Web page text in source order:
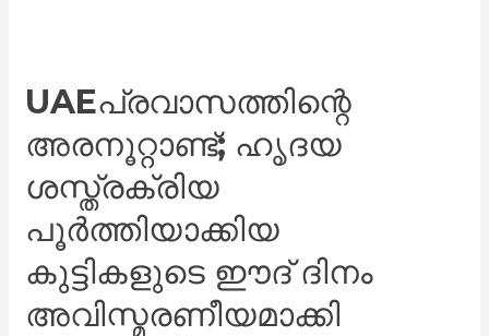
UAEപ്രവാസത്തിന്റെ
അരനൂറ്റാണ്ട്; ഹൃദയ
ശസ്ത്രക്രിയ
പൂര്‍ത്തിയാക്കിയ
കുട്ടികളുടെ ഈദ് ദിനം
അവിസ്മരണീയമാക്കി
UAEപ്രവാസത്തിന്റെ
അരനൂറ്റാണ്ട്;
ഹൃദയ
ശസ്ത്രക്രിയ
പൂര്‍ത്തിയാക്കിയ
കുട്ടികളുടെ
ഈദ്
ദിനം
അവിസ്മരണീയമാക്കി